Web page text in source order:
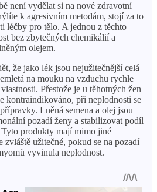
není vydělat si na nové zdravotní
k agresivním metodám, stojí za to
léčby pro tělo. A jednou z těchto
bez zbytečných chemikálií a
olejem.
že jako lék jsou nejužitečnější celá
na mouku na vzduchu rychle
Přestože je u těhotných žen
kontraindikováno, při neplodnosti se
Lněná semena a olej jsou
pozadí ženy a stabilizovat podíl
Tyto produkty mají mimo jiné
užitečné, pokud se na pozadí
vyvinula neplodnost.